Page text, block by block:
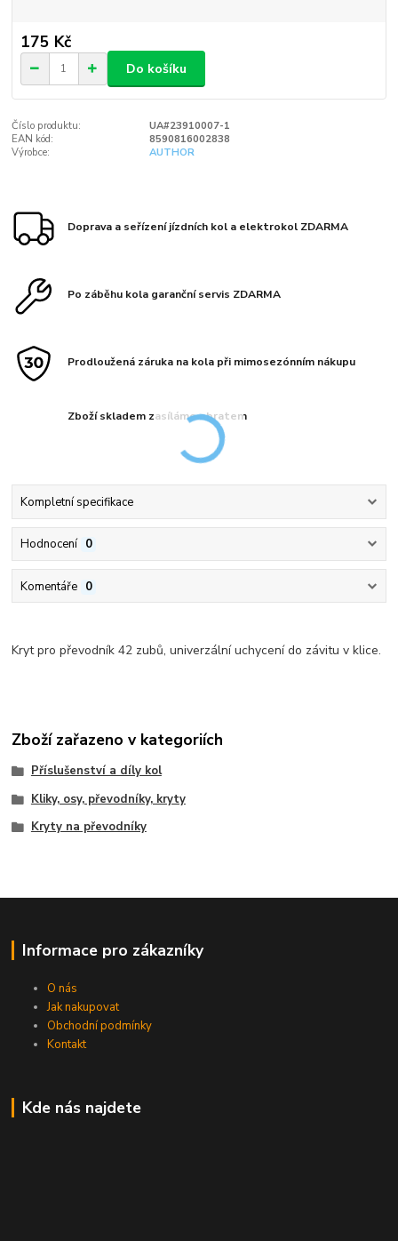
175 Kč
Do košíku
Číslo produktu:
UA#23910007-1
EAN kód:
8590816002838
Výrobce:
AUTHOR
Doprava a seřízení jízdních kol a elektrokol ZDARMA
Po záběhu kola garanční servis ZDARMA
Prodloužená záruka na kola při mimosezónním nákupu
Zboží skladem zasíláme obratem
Kompletní specifikace
Hodnocení 0
Komentáře 0
Kryt pro převodník 42 zubů, univerzální uchycení do závitu v klice.
Zboží zařazeno v kategoriích
Příslušenství a díly kol
Kliky, osy, převodníky, kryty
Kryty na převodníky
Informace pro zákazníky
O nás
Jak nakupovat
Obchodní podmínky
Kontakt
Kde nás najdete